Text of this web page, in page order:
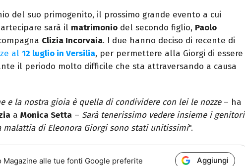
del suo primogenito, il prossimo grande evento a cui
sarà il matrimonio del secondo figlio, Paolo
Clizia Incorvaia. I due hanno deciso di recente di
al 12 luglio in Versilia, per permettere alla Giorgi di essere
il periodo molto difficile che sta attraversando a causa
e la nostra gioia è quella di condividere con lei le nozze– ha
a Monica Setta – Sarà tenerissimo vedere insieme i genitori
malattia di Eleonora Giorgi sono stati unitissimi".
Magazine alle tue fonti Google preferite Aggiungi